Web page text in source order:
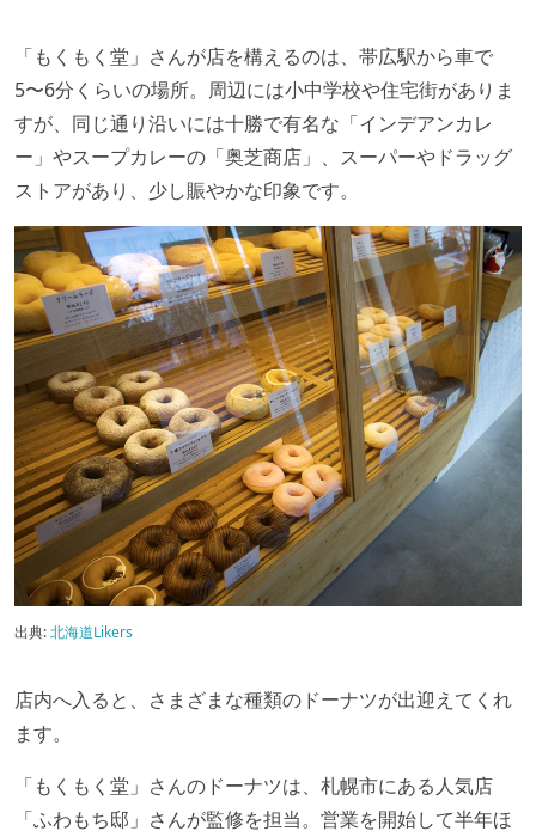
「もくもく堂」さんが店を構えるのは、帯広駅から車で
5〜6分くらいの場所。周辺には小中学校や住宅街がありま
すが、同じ通り沿いには十勝で有名な「インデアンカレ
ー」やスープカレーの「奥芝商店」、スーパーやドラッグ
ストアがあり、少し賑やかな印象です。
出典:北海道Likers
店内へ入ると、さまざまな種類のドーナツが出迎えてくれ
ます。
「もくもく堂」さんのドーナツは、札幌市にある人気店
「ふわもち邸」さんが監修を担当。営業を開始して半年ほ